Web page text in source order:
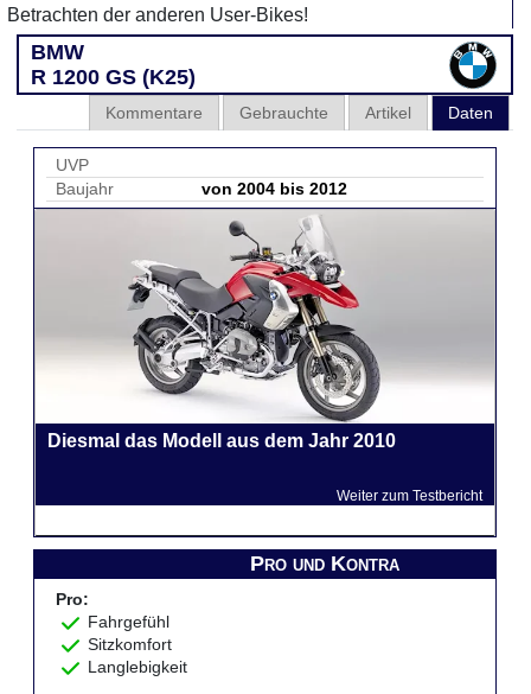
Betrachten der anderen User-Bikes!
BMW
R 1200 GS (K25)
Daten
Artikel
Gebrauchte
Kommentare
UVP
Baujahr
von 2004 bis 2012
Diesmal das Modell aus dem Jahr 2010
Weiter zum Testbericht
Pro und Kontra
Pro:
Fahrgefühl
Sitzkomfort
Langlebigkeit